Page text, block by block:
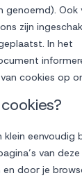
genoemd). Ook
zijn
In het
cookies op
klein eenvoudig
van
door je